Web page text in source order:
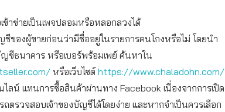
าข่ายเป็นเพจปลอมหรือหลอกลวงได้
ของผู้ขายก่อนว่ามีชื่ออยู่ในรายการคนโกงหรือไม่ โดยนำ
ชีธนาคาร หรือเบอร์พร้อมเพย์ ค้นหาใน
หรือเว็บไซต์ https://www.chaladohn.com/
ไลน์ แทนการซื้อสินค้าผ่านทาง Facebook เนื่องจากการเปิด
ตรวจสอบเจ้าของบัญชีได้โดยง่าย และหากจำเป็นควรเลือก